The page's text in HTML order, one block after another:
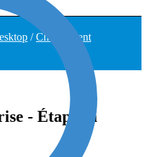
/Changement
- Étapes à